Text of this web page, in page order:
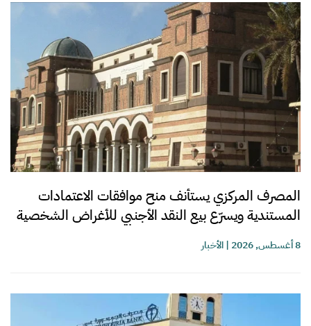
المصرف المركزي يستأنف منح موافقات الاعتمادات
المستندية ويسرّع بيع النقد الأجنبي للأغراض الشخصية
8 أغسطس, 2026 |الأخبار